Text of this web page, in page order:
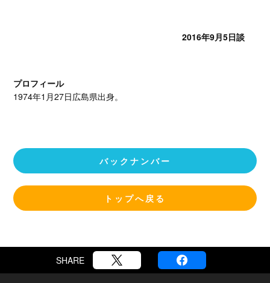
2016年9月5日談
プロフィール
1974年1月27日広島県出身。
バックナンバー
トップへ戻る
SHARE